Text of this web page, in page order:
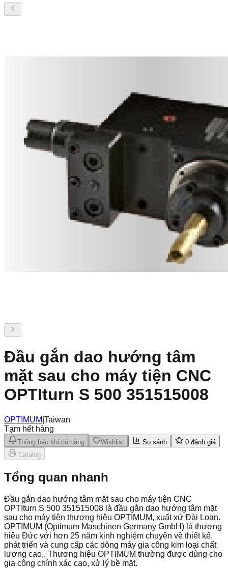
Đầu gắn dao hướng tâm
mặt sau cho máy tiện CNC
OPTIturn S 500 351515008
OPTIMUM Taiwan
Tạm hết hàng
Thông báo khi có hàng Wishlist So sánh 0 đánh giá
Catalog
Tổng quan nhanh
Đầu gắn dao hướng tâm mặt sau cho máy tiện CNC
OPTIturn S 500 351515008 là đầu gắn dao hướng tâm mặt
sau cho máy tiện thương hiệu OPTIMUM, xuất xứ Đài Loan.
OPTIMUM (Optimum Maschinen Germany GmbH) là thương
hiệu Đức với hơn 25 năm kinh nghiệm chuyên về thiết kế,
phát triển và cung cấp các dòng máy gia công kim loại chất
lượng cao,. Thương hiệu OPTIMUM thường được dùng cho
gia công chính xác cao, xử lý bề mặt.